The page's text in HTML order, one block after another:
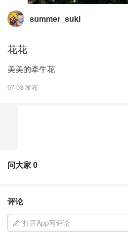
summer_suki
花花
美美的牵牛花
07-03 发布
问大家0
评论
打开App写评论